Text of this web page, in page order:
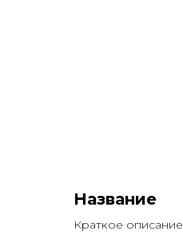
Название
Краткое описание